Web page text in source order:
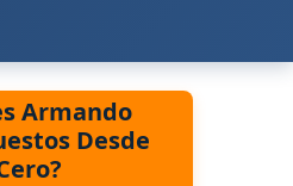
Armando
Desde